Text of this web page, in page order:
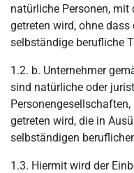
natürliche Personen,
getreten wird, ohne
selbständige berufliche
1.2. b. Unternehmer
sind natürliche oder
getreten wird, die in
selbständigen
1.3. Hiermit wird der